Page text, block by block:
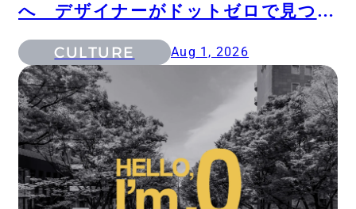
へ デザイナーがドットゼロで見つけ
た表現の最適解
CULTURE Aug 1, 2026